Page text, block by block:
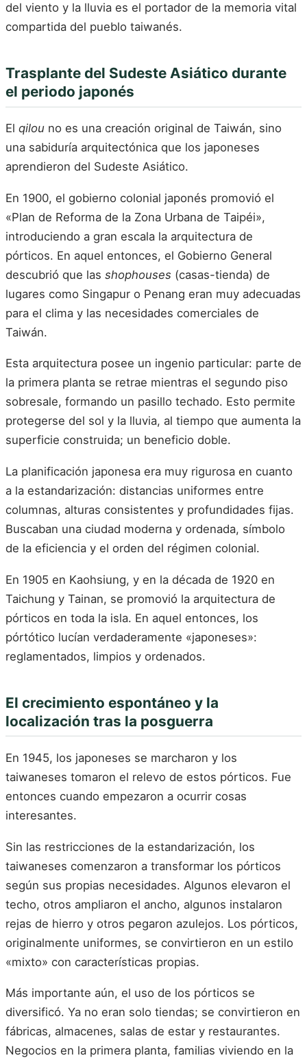
del viento y la lluvia es el portador de la memoria vital
compartida del pueblo taiwanés.
Trasplante del Sudeste Asiático durante
el periodo japonés
El qilou no es una creación original de Taiwán, sino
una sabiduría arquitectónica que los japoneses
aprendieron del Sudeste Asiático.
En 1900, el gobierno colonial japonés promovió el
«Plan de Reforma de la Zona Urbana de Taipéi»,
introduciendo a gran escala la arquitectura de
pórticos. En aquel entonces, el Gobierno General
descubrió que las shophouses (casas-tienda) de
lugares como Singapur o Penang eran muy adecuadas
para el clima y las necesidades comerciales de
Taiwán.
Esta arquitectura posee un ingenio particular: parte de
la primera planta se retrae mientras el segundo piso
sobresale, formando un pasillo techado. Esto permite
protegerse del sol y la lluvia, al tiempo que aumenta la
superficie construida; un beneficio doble.
La planificación japonesa era muy rigurosa en cuanto
a la estandarización: distancias uniformes entre
columnas, alturas consistentes y profundidades fijas.
Buscaban una ciudad moderna y ordenada, símbolo
de la eficiencia y el orden del régimen colonial.
En 1905 en Kaohsiung, y en la década de 1920 en
Taichung y Tainan, se promovió la arquitectura de
pórticos en toda la isla. En aquel entonces, los
pórtótico lucían verdaderamente «japoneses»:
reglamentados, limpios y ordenados.
El crecimiento espontáneo y la
localización tras la posguerra
En 1945, los japoneses se marcharon y los
taiwaneses tomaron el relevo de estos pórticos. Fue
entonces cuando empezaron a ocurrir cosas
interesantes.
Sin las restricciones de la estandarización, los
taiwaneses comenzaron a transformar los pórticos
según sus propias necesidades. Algunos elevaron el
techo, otros ampliaron el ancho, algunos instalaron
rejas de hierro y otros pegaron azulejos. Los pórticos,
originalmente uniformes, se convirtieron en un estilo
«mixto» con características propias.
Más importante aún, el uso de los pórticos se
diversificó. Ya no eran solo tiendas; se convirtieron en
fábricas, almacenes, salas de estar y restaurantes.
Negocios en la primera planta, familias viviendo en la